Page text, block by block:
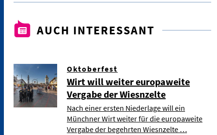
AUCH INTERESSANT
Oktoberfest
Wirt will weiter europaweite
Vergabe der Wiesnzelte
Nach einer ersten Niederlage will ein
Münchner Wirt weiter für die europaweite
Vergabe der begehrten Wiesnzelte …